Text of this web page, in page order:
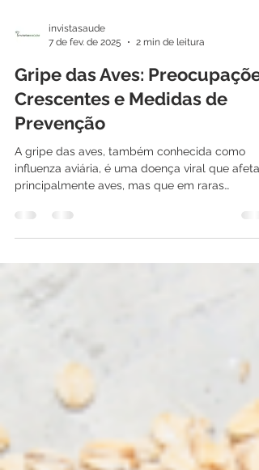
7 de fev. de 2025
2 min de leitura
Gripe das Aves: Preocupações
Crescentes e Medidas de
Prevenção
A gripe das aves, também conhecida como
principalmente aves, mas que em raras
ocasiões...